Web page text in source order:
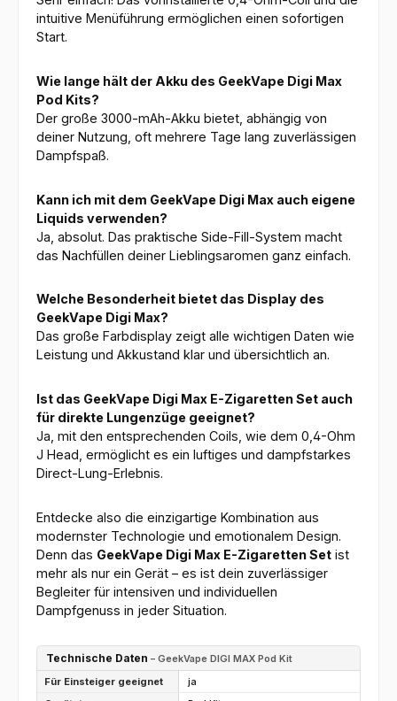
intuitive Menüführung ermöglichen einen sofortigen
Start.
Wie lange hält der Akku des GeekVape Digi Max
Pod Kits?
Der große 3000-mAh-Akku bietet, abhängig von
deiner Nutzung, oft mehrere Tage lang zuverlässigen
Dampfspaß.
Kann ich mit dem GeekVape Digi Max auch eigene
Liquids verwenden?
Ja, absolut. Das praktische Side-Fill-System macht
das Nachfüllen deiner Lieblingsaromen ganz einfach.
Welche Besonderheit bietet das Display des
GeekVape Digi Max?
Das große Farbdisplay zeigt alle wichtigen Daten wie
Leistung und Akkustand klar und übersichtlich an.
Ist das GeekVape Digi Max E-Zigaretten Set auch
für direkte Lungenzüge geeignet?
Ja, mit den entsprechenden Coils, wie dem 0,4-Ohm
J Head, ermöglicht es ein luftiges und dampfstarkes
Direct-Lung-Erlebnis.
Entdecke also die einzigartige Kombination aus
modernster Technologie und emotionalem Design.
Denn das GeekVape Digi Max E-Zigaretten Set ist
mehr als nur ein Gerät – es ist dein zuverlässiger
Begleiter für intensiven und individuellen
Dampfgenuss in jeder Situation.
Technische Daten – GeekVape DIGI MAX Pod Kit
Für Einsteiger geeignet
ja